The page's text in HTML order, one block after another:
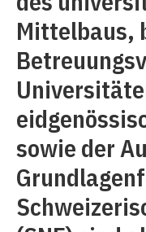
Mittelbaus,
sowie der